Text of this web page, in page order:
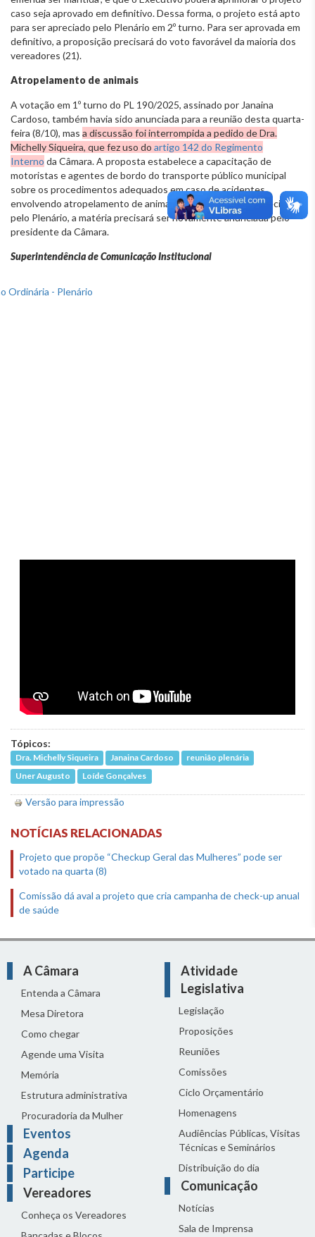
caso seja aprovado em definitivo. Dessa forma, o projeto está apto
para ser apreciado pelo Plenário em 2º turno. Para ser aprovada em
definitivo, a proposição precisará do voto favorável da maioria dos
vereadores (21).
Atropelamento de animais
A votação em 1º turno do PL 190/2025, assinado por Janaina
Cardoso, também havia sido anunciada para a reunião desta quarta-
feira (8/10), mas a discussão foi interrompida a pedido de Dra.
Michelly Siqueira, que fez uso do artigo 142 do Regimento
Interno da Câmara. A proposta estabelece a capacitação de
motoristas e agentes de bordo do transporte público municipal
sobre os procedimentos adequados em caso de acidentes
envolvendo atropelamento de animais. Para voltar a ser apreciada
pelo Plenário, a matéria precisará ser novamente anunciada pelo
presidente da Câmara.
Superintendência de Comunicação Institucional
Tópicos:
Dra. Michelly Siqueira Janaina Cardoso
reunião plenária
Uner Augusto
Loíde Gonçalves
Versão para impressão
NOTÍCIAS RELACIONADAS
Projeto que propõe “Checkup Geral das Mulheres” pode ser
votado na quarta (8)
Comissão dá aval a projeto que cria campanha de check-up anual
de saúde
A Câmara
Entenda a Câmara
Mesa Diretora
Como chegar
Agende uma Visita
Memória
Estrutura administrativa
Procuradoria da Mulher
Eventos
Agenda
Participe
Vereadores
Conheça os Vereadores
Atividade
Legislativa
Legislação
Proposições
Reuniões
Comissões
Ciclo Orçamentário
Homenagens
Audiências Públicas, Visitas
Técnicas e Seminários
Distribuição do dia
Comunicação
Notícias
Sala de Imprensa